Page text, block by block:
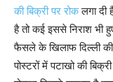
की बिक्री पर रोकलगा दी
है तो कई इससे निराश भी
फैसले के खिलाफ दिल्ली
पोस्टरों में पटाखो की